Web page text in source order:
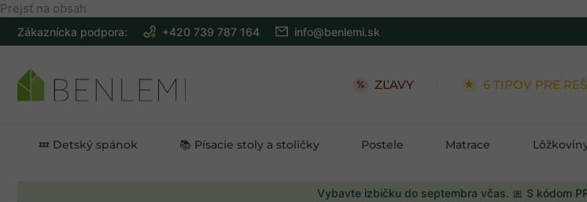
Prejsť na obsah
Vybavte izbičku do septembra včas. 🎀 S kódom
Zákaznícka podpora: +420 739 787 164 info@benlemi.sk
ZĽAVY 6 TIPOV PRE
💤 Detský spánok 📚 Písacie stoly a stoličky Postele Matrace